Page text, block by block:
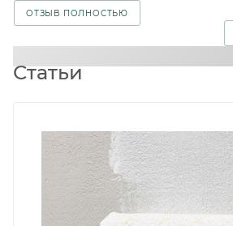
ОТЗЫВ ПОЛНОСТЬЮ
Статьи